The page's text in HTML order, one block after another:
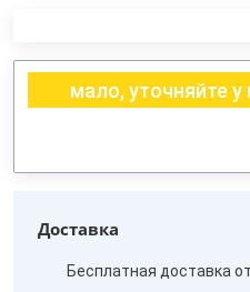
мало, уточняйте
Доставка
Бесплатная доставка